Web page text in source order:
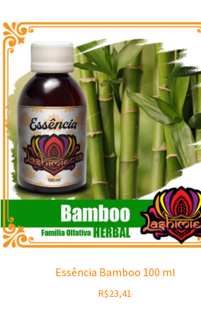
Essência Bamboo 100 ml
R$23,41